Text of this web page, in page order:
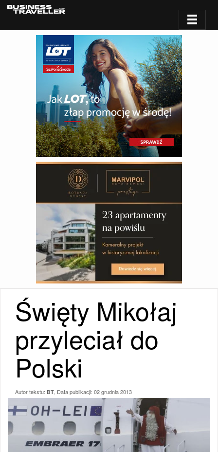
Święty Mikołaj
przyleciał do
Polski
Autor tekstu: BT , Data publikacji: 02 grudnia 2013